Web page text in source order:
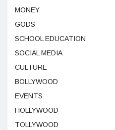
MONEY
GODS
SCHOOL EDUCATION
SOCIAL MEDIA
CULTURE
BOLLYWOOD
EVENTS
HOLLYWOOD
TOLLYWOOD